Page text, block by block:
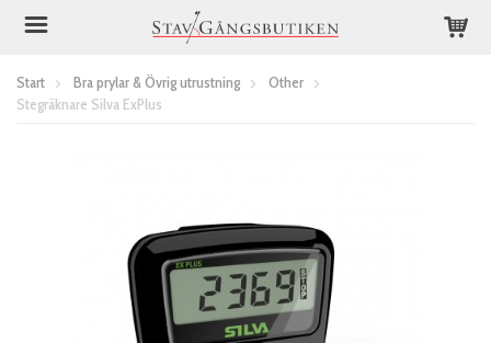
Start Bra prylar & Övrig utrustning
Other
Stegräknare Silva ExPlus